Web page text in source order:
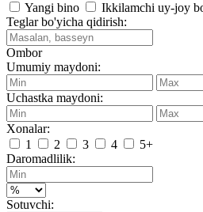
Yangi bino
Ikkilamchi uy-joy
Teglar bo'yicha qidirish:
Ombor
Umumiy maydoni:
Uchastka maydoni:
Xonalar:
1
2 3 4
5+
Daromadlilik:
Sotuvchi: